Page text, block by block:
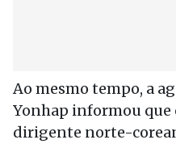
Ao mesmo tempo, a
Yonhap informou
dirigente norte-